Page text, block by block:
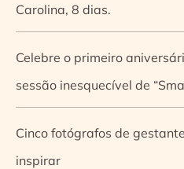
Carolina, 8 dias.
Celebre o primeiro
sessão inesquecível de
Cinco fotógrafos de
inspirar